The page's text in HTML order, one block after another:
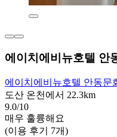
에이치에비뉴호텔 안
에이치에비뉴호텔 안동문
도산 온천에서 22.3km
9.0/10
매우 훌륭해요
(이용 후기 7개)